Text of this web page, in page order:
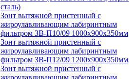
сталь)
Зонт вытяжной пристенный с
жироулавливающим лабиринтным
фильтром ЗВ-П10/09 1000х900х350мм
Зонт вытяжной пристенный с
жироулавливающим лабиринтным
фильтром ЗВ-П12/09 1200х900х350мм
Зонт вытяжной пристенный с
жироулавливающим лабиринтным